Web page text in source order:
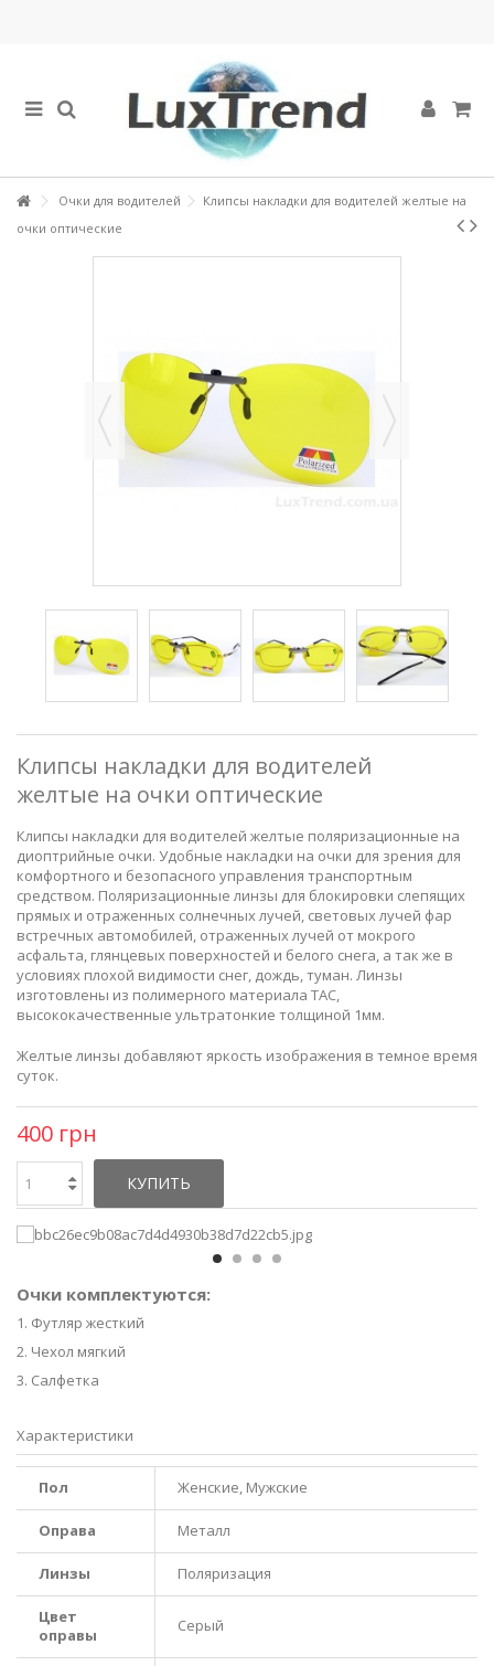
Очки для водителей
Клипсы накладки для водителей желтые на
очки оптические
Клипсы накладки для водителей
желтые на очки оптические
Клипсы накладки для водителей желтые поляризационные на
диоптрийные очки. Удобные накладки на очки для зрения для
комфортного и безопасного управления транспортным
средством. Поляризационные линзы для блокировки слепящих
прямых и отраженных солнечных лучей, световых лучей фар
встречных автомобилей, отраженных лучей от мокрого
асфальта, глянцевых поверхностей и белого снега, а так же в
условиях плохой видимости снег, дождь, туман. Линзы
изготовлены из полимерного материала ТАС,
высококачественные ультратонкие толщиной 1мм.
Желтые линзы добавляют яркость изображения в темное время
суток.
400 грн
КУПИТЬ
Очки комплектуются:
1. Футляр жесткий
2. Чехол мягкий
3. Салфетка
Характеристики
Пол Женские, Мужские
Оправа Металл
Линзы Поляризация
Цвет
оправы
Серый